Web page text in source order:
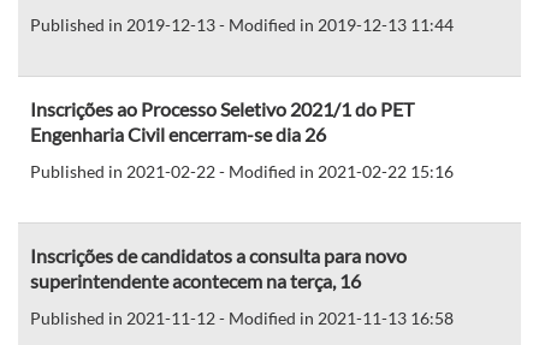
Published in 2019-12-13 - Modified in 2019-12-13 11:44
Inscrições ao Processo Seletivo 2021/1 do PET
Engenharia Civil encerram-se dia 26
Published in 2021-02-22 - Modified in 2021-02-22 15:16
Inscrições de candidatos a consulta para novo
superintendente acontecem na terça, 16
Published in 2021-11-12 - Modified in 2021-11-13 16:58